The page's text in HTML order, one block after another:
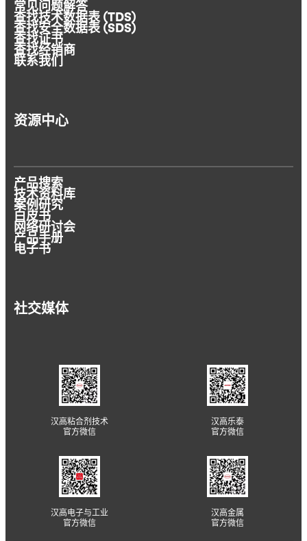
常见问题解答
查找技术数据表 (TDS)
查找安全数据表 (SDS)
查找证书
查找经销商
联系我们
资源中心
产品搜索
技术资料库
案例研究
白皮书
网络研讨会
产品手册
电子书
社交媒体
汉高粘合剂技术
官方微信
汉高乐泰
官方微信
汉高电子与工业
官方微信
汉高金属
官方微信